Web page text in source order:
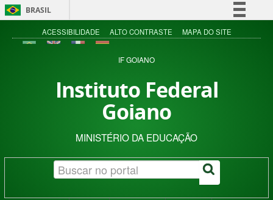
BRASIL
Simplifique!
Acesso à informação
ACESSIBILIDADE ALTO CONTRASTE MAPA DO SITE
IF GOIANO
Instituto Federal
Goiano
MINISTÉRIO DA EDUCAÇÃO